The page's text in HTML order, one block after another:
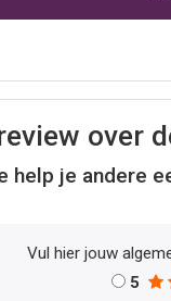
over
help je andere
Vul hier jouw
5